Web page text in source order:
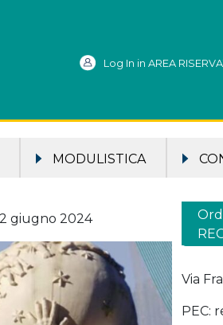
Log In in AREA
MODULISTICA
giugno 2024
Via
PEC: